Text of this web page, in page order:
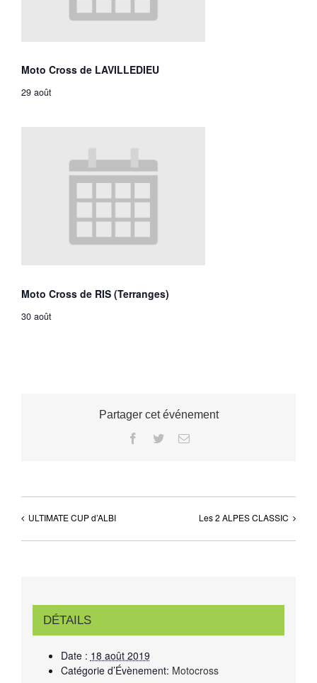
Moto Cross de LAVILLEDIEU
29 août
Moto Cross de RIS (Terranges)
30 août
Partager cet événement
Facebook
TwitterEmail
ULTIMATE CUP d’ALBI Les 2 ALPES CLASSIC
DÉTAILS
Date : 18 août 2019
Catégorie d’Évènement: Motocross